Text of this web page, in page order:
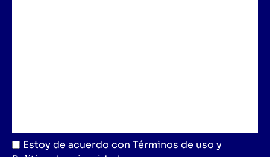
Estoy de acuerdo con Términos de uso y